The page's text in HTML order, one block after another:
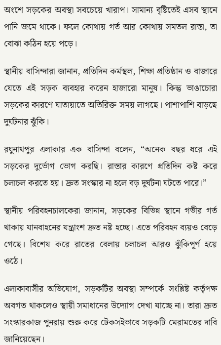
অংশে সড়কের অবস্থা সবচেয়ে খারাপ। সামান্য বৃষ্টিতেই এসব স্থানে
পানি জমে থাকে। ফলে কোথায় গর্ত আর কোথায় সমতল রাস্তা, তা
বোঝা কঠিন হয়ে পড়ে।
স্থানীয় বাসিন্দারা জানান, প্রতিদিন কর্মস্থল, শিক্ষা প্রতিষ্ঠান ও বাজারে
যেতে এই সড়ক ব্যবহার করেন হাজারো মানুষ। কিন্তু ভাঙাচোরা
সড়কের কারণে যাতায়াতে অতিরিক্ত সময় লাগছে। পাশাপাশি বাড়ছে
দুর্ঘটনার ঝুঁকি।
রঘুনাথপুর এলাকার এক বাসিন্দা বলেন, “অনেক বছর ধরে এই
সড়কের দুর্ভোগ ভোগ করছি। রাস্তার কারণে প্রতিদিন কষ্ট করে
চলাচল করতে হয়। দ্রুত সংস্কার না হলে বড় দুর্ঘটনা ঘটতে পারে।”
স্থানীয় পরিবহনচালকেরা জানান, সড়কের বিভিন্ন স্থানে গভীর গর্ত
থাকায় যানবাহনের যন্ত্রাংশ দ্রুত নষ্ট হচ্ছে। এতে পরিবহন ব্যয়ও বেড়ে
গেছে। বিশেষ করে রাতের বেলায় চলাচল আরও ঝুঁকিপূর্ণ হয়ে
ওঠে।
এলাকাবাসীর অভিযোগ, সড়কটির অবস্থা সম্পর্কে সংশ্লিষ্ট কর্তৃপক্ষ
অবগত থাকলেও স্থায়ী সমাধানের উদ্যোগ দেখা যাচ্ছে না। তারা দ্রুত
সংস্কারকাজ পুনরায় শুরু করে টেকসইভাবে সড়কটি মেরামতের দাবি
জানিয়েছেন।